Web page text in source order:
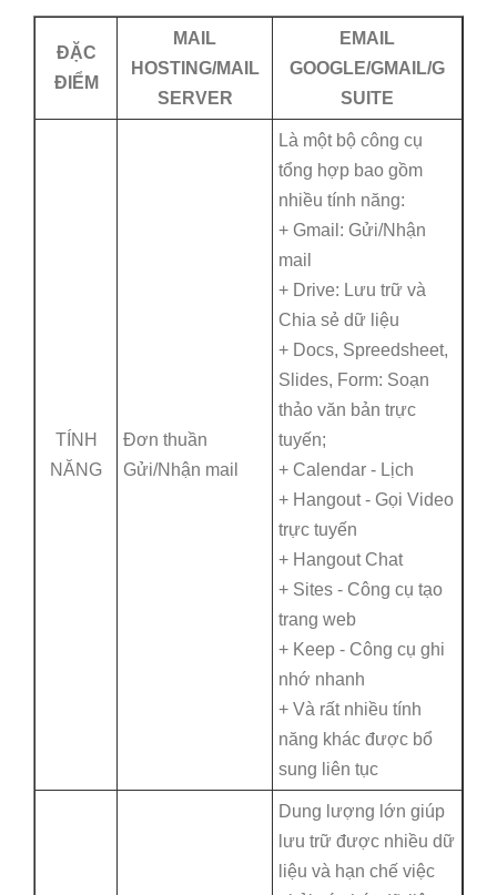
ĐẶC
ĐIỂM
MAIL
HOSTING/MAIL
SERVER
EMAIL
GOOGLE/GMAIL/G
SUITE
TÍNH
NĂNG
Đơn thuần
Gửi/Nhận mail
Là một bộ công cụ
tổng hợp bao gồm
nhiều tính năng:
+ Gmail: Gửi/Nhận
mail
+ Drive: Lưu trữ và
Chia sẻ dữ liệu
+ Docs, Spreedsheet,
Slides, Form: Soạn
thảo văn bản trực
tuyến;
+ Calendar - Lịch
+ Hangout - Gọi Video
trực tuyến
+ Hangout Chat
+ Sites - Công cụ tạo
trang web
+ Keep - Công cụ ghi
nhớ nhanh
+ Và rất nhiều tính
năng khác được bổ
sung liên tục
Dung lượng lớn giúp
lưu trữ được nhiều dữ
liệu và hạn chế việc